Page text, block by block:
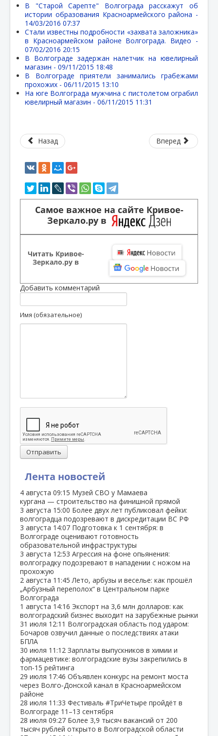
Лента новостей
4 августа 09:15 Музей СВО у Мамаева
кургана — строительство на финишной прямой
3 августа 15:00 Более двух лет публиковал фейки:
волгоградца подозревают в дискредитации ВС РФ
3 августа 14:07 Подготовка к 1 сентября: в
Волгограде оценивают готовность
образовательной инфраструктуры
3 августа 12:53 Агрессия на фоне опьянения:
волгоградку подозревают в нападении с ножом на
прохожую
2 августа 11:45 Лето, арбузы и веселье: как прошёл
„Арбузный переполох“ в Центральном парке
Волгограда
1 августа 14:16 Экспорт на 3,6 млн долларов: как
волгоградский бизнес выходит на зарубежные рынки
31 июля 12:11 Волгоградская область под ударом:
Бочаров озвучил данные о последствиях атаки
БПЛА
30 июля 11:12 Зарплаты выпускников в химии и
фармацевтике: волгоградские вузы закрепились в
топ‑15 рейтинга
29 июля 17:46 Объявлен конкурс на ремонт моста
через Волго‑Донской канал в Красноармейском
районе
28 июля 11:33 Фестиваль #ТриЧетыре пройдёт в
Волгограде 11–13 сентября
28 июля 09:27 Более 3,9 тысяч вакансий от 200
тысяч рублей открыто в Волгоградской области
В "Старой Сарепте" Волгограда расскажут об
истории образования Красноармейского района -
14/03/2016 07:37
Стали известны подробности «захвата заложника»
в Красноармейском районе Волгограда. Видео -
07/02/2016 20:15
В Волгограде задержан налетчик на ювелирный
магазин - 09/11/2015 18:48
В Волгограде приятели занимались грабежами
прохожих - 06/11/2015 13:10
На юге Волгограда мужчина с пистолетом ограбил
ювелирный магазин - 06/11/2015 11:31
Назад Вперед
Самое важное на сайте Кривое-
Зеркало.ру в
Читать Кривое-
Зеркало.ру в
Добавить комментарий
Имя (обязательное)
Отправить